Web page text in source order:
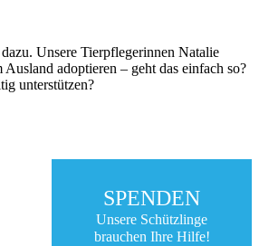
Unsere Tierpflegerinnen Natalie
adoptieren – geht das einfach so?
unterstützen?
SPENDEN
Unsere Schützlinge
brauchen Ihre Hilfe!